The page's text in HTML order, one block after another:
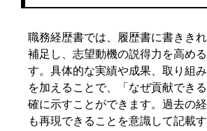
職務経歴書では、履歴書に書きき
補足し、志望動機の説得力を高め
す。具体的な実績や成果、取り組
を加えることで、「なぜ貢献でき
確に示すことができます。過去の
も再現できることを意識して記載